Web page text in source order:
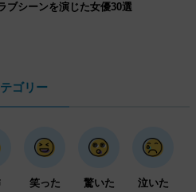
ブシーンを演じた女優30選
ゴリー
笑った 驚いた 泣いた